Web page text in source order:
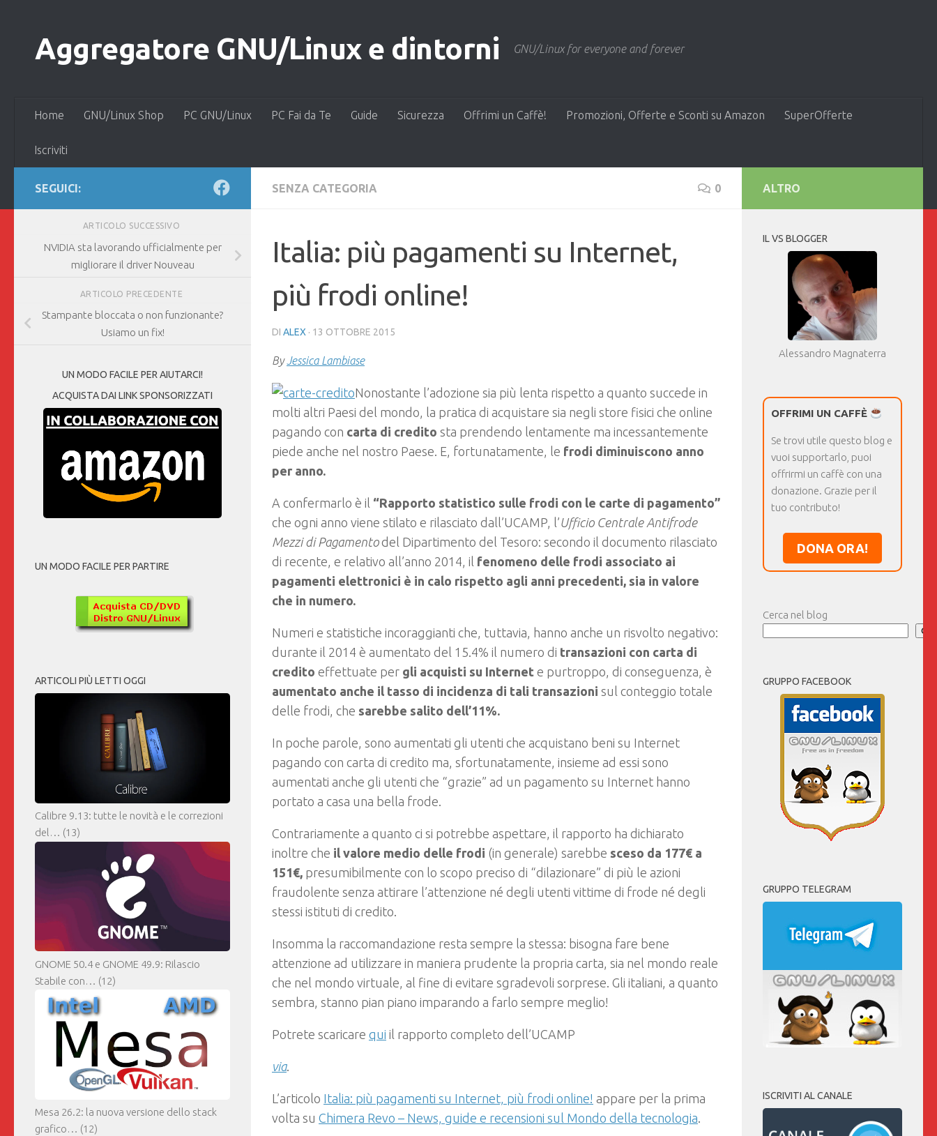
Aggregatore GNU/Linux e dintorni GNU/Linux for everyone and forever
Home GNU/Linux Shop PC GNU/Linux PC Fai da Te Guide Sicurezza Offrimi un Caffè! Promozioni, Offerte e Sconti su Amazon SuperOfferte
Iscriviti
SENZA CATEGORIA 0
Italia: più pagamenti su Internet,
più frodi online!
DI ALEX · 13 OTTOBRE 2015
ByJessica Lambiase
Nonostante l’adozione sia più lenta rispetto a quanto succede in
molti altri Paesi del mondo, la pratica di acquistare sia negli store fisici che online
pagando con carta di credito sta prendendo lentamente ma incessantemente
piede anche nel nostro Paese. E, fortunatamente, le frodi diminuiscono anno
per anno.
A confermarlo è il “Rapporto statistico sulle frodi con le carte di pagamento”
che ogni anno viene stilato e rilasciato dall’UCAMP, l’Ufficio Centrale Antifrode
Mezzi di Pagamentodel Dipartimento del Tesoro: secondo il documento rilasciato
di recente, e relativo all’anno 2014, il fenomeno delle frodi associato ai
pagamenti elettronici è in calo rispetto agli anni precedenti, sia in valore
che in numero.
Numeri e statistiche incoraggianti che, tuttavia, hanno anche un risvolto negativo:
durante il 2014 è aumentato del 15.4% il numero di transazioni con carta di
credito effettuate per gli acquisti su Internet e purtroppo, di conseguenza, è
aumentato anche il tasso di incidenza di tali transazioni sul conteggio totale
delle frodi, che sarebbe salito dell’11%.
In poche parole, sono aumentati gli utenti che acquistano beni su Internet
pagando con carta di credito ma, sfortunatamente, insieme ad essi sono
aumentati anche gli utenti che “grazie” ad un pagamento su Internet hanno
portato a casa una bella frode.
Contrariamente a quanto ci si potrebbe aspettare, il rapporto ha dichiarato
inoltre che il valore medio delle frodi (in generale) sarebbe sceso da 177€ a
151€, presumibilmente con lo scopo preciso di “dilazionare” di più le azioni
fraudolente senza attirare l’attenzione né degli utenti vittime di frode né degli
stessi istituti di credito.
Insomma la raccomandazione resta sempre la stessa: bisogna fare bene
attenzione ad utilizzare in maniera prudente la propria carta, sia nel mondo reale
che nel mondo virtuale, al fine di evitare sgradevoli sorprese. Gli italiani, a quanto
sembra, stanno pian piano imparando a farlo sempre meglio!
Potrete scaricare qui il rapporto completo dell’UCAMP
via.
L’articolo Italia: più pagamenti su Internet, più frodi online! appare per la prima
volta su Chimera Revo – News, guide e recensioni sul Mondo della tecnologia.
SEGUICI:
ARTICOLO SUCCESSIVO
NVIDIA sta lavorando ufficialmente per
migliorare il driver Nouveau
ARTICOLO PRECEDENTE
Stampante bloccata o non funzionante?
Usiamo un fix!
UN MODO FACILE PER AIUTARCI!
ACQUISTA DAI LINK SPONSORIZZATI
UN MODO FACILE PER PARTIRE
ARTICOLI PIÙ LETTI OGGI
Calibre 9.13: tutte le novità e le correzioni
del… (13)
GNOME 50.4 e GNOME 49.9: Rilascio
Stabile con… (12)
Mesa 26.2: la nuova versione dello stack
grafico… (12)
ALTRO
IL VS BLOGGER
Alessandro Magnaterra
OFFRIMI UN CAFFÈ
Se trovi utile questo blog e
vuoi supportarlo, puoi
offrirmi un caffè con una
donazione. Grazie per il
tuo contributo!
DONA ORA!
Cerca nel blog
GRUPPO FACEBOOK
GRUPPO TELEGRAM
ISCRIVITI AL CANALE